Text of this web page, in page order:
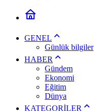
GENEL
Günlük bilgiler
HABER
Gündem
Ekonomi
Eğitim
Dünya
KATEGORİLER